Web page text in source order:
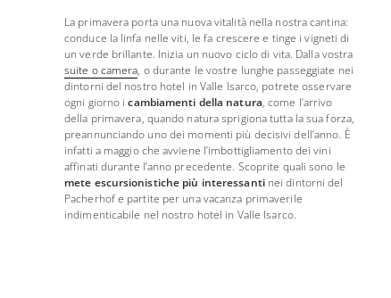
La primavera porta una nuova vitalità nella nostra cantina:
conduce la linfa nelle viti, le fa crescere e tinge i vigneti di
un verde brillante. Inizia un nuovo ciclo di vita. Dalla vostra
suite o camera, o durante le vostre lunghe passeggiate nei
dintorni del nostro hotel in Valle Isarco, potrete osservare
ogni giorno icambiamenti della natura, come l’arrivo
della primavera, quando natura sprigiona tutta la sua forza,
preannunciando uno dei momenti più decisivi dell’anno. È
infatti a maggio che avviene l’imbottigliamento dei vini
affinati durante l’anno precedente. Scoprite quali sono le
mete escursionistiche più interessantinei dintorni del
Pacherhof e partite per una vacanza primaverile
indimenticabile nel nostro hotel in Valle Isarco.